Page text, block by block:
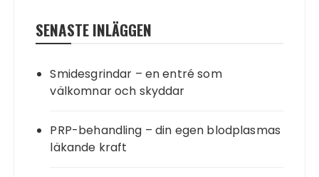
SENASTE INLÄGGEN
Smidesgrindar – en entré som
välkomnar och skyddar
PRP-behandling – din egen blodplasmas
läkande kraft